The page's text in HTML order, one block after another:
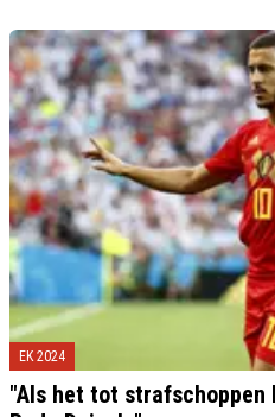
EK 2024
"Als het tot strafschoppen